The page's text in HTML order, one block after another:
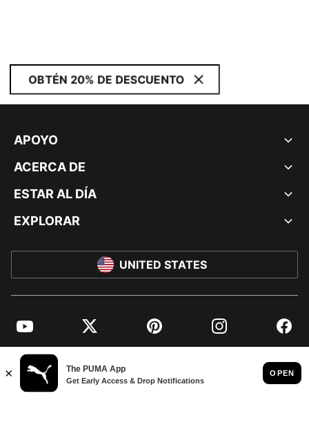
OBTÉN 20% DE DESCUENTO
APOYO
ACERCA DE
ESTAR AL DÍA
EXPLORAR
UNITED STATES
YouTube Twitter Pinterest Instagram
© PUMA NORTH AMERICA, INC.
IMPRINT AND LEGAL DATA